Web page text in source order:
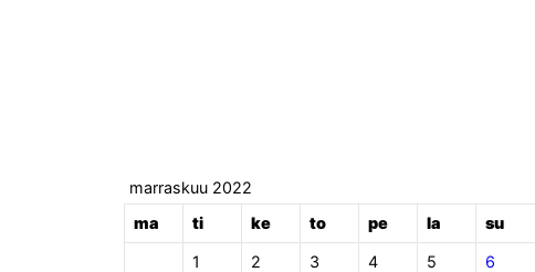
marraskuu 2022
ma
ti ke to pe la su
1 2 3 4 5 6